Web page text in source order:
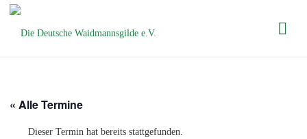
« Alle Termine
Dieser Termin hat bereits stattgefunden.